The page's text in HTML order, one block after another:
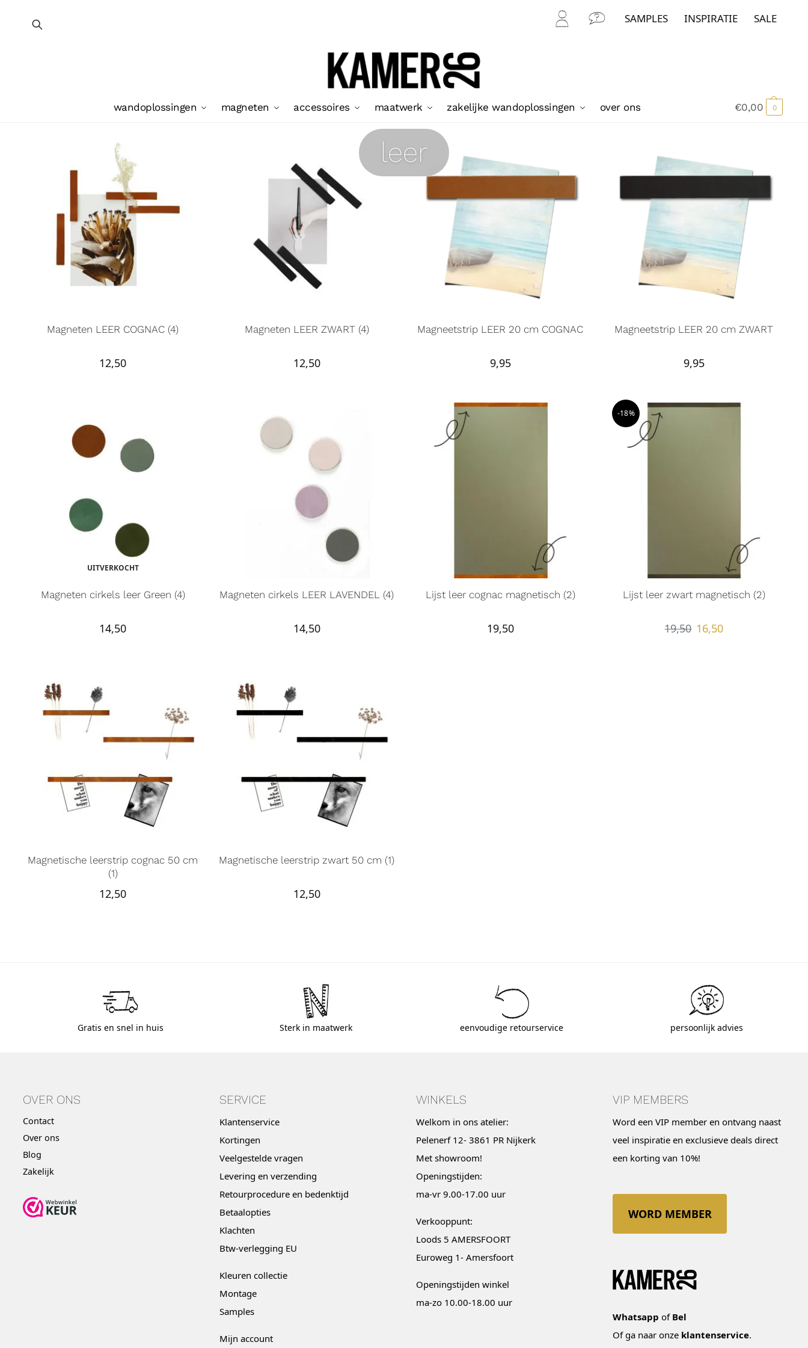
Mijn
Con
SAMPLES INSPIRATIE SALE
wandoplossingen magneten accessoires maatwerk zakelijke wandoplossingen over ons €0,00 0
leer
Magneten LEER COGNAC (4)
12,50
Magneten LEER ZWART (4)
12,50
Magneetstrip LEER 20 cm COGNAC
9,95
Magneetstrip LEER 20 cm ZWART
9,95
UITVERKOCHT
Magneten cirkels leer Green (4)
14,50
Magneten cirkels LEER LAVENDEL (4)
14,50
Lijst leer cognac magnetisch (2)
19,50
-18%
Lijst leer zwart magnetisch (2)
19,50 16,50
Magnetische leerstrip cognac 50 cm
(1)
12,50
Magnetische leerstrip zwart 50 cm (1)
12,50
Gratis en snel in huis Sterk in maatwerk eenvoudige retourservice persoonlijk advies
OVER ONS
Contact
Over ons
Blog
Zakelijk
SERVICE
Klantenservice
Kortingen
Veelgestelde vragen
Levering en verzending
Retourprocedure en bedenktijd
Betaalopties
Klachten
Btw-verlegging EU
Kleuren collectie
Montage
Samples
Mijn account
WINKELS
Welkom in ons atelier:
Pelenerf 12- 3861 PR Nijkerk
Met showroom!
Openingstijden:
ma-vr 9.00-17.00 uur
Verkooppunt:
Loods 5 AMERSFOORT
Euroweg 1- Amersfoort
Openingstijden winkel
ma-zo 10.00-18.00 uur
VIP MEMBERS
Word een VIP member en ontvang naast
veel inspiratie en exclusieve deals direct
een korting van 10%!
WORD MEMBER
Whatsapp of Bel
Of ga naar onze klantenservice.